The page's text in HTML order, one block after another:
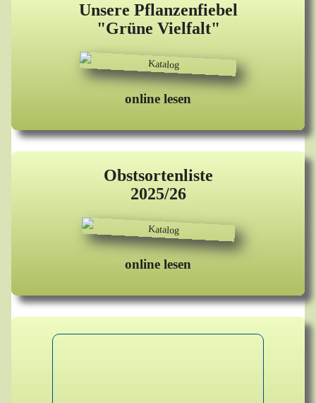
Unsere Pflanzenfiebel
"Grüne Vielfalt"
online lesen
Obstsortenliste
2025/26
online lesen